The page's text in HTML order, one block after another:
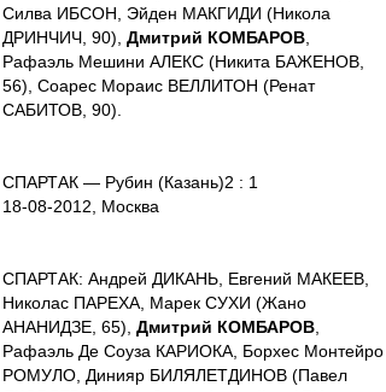
Силва ИБСОН, Эйден МАКГИДИ (Никола
ДРИНЧИЧ, 90), Дмитрий КОМБАРОВ
Рафаэль Мешини АЛЕКС (Никита БАЖЕНОВ,
56), Соарес Мораис ВЕЛЛИТОН (Ренат
САБИТОВ, 90).
СПАРТАК — Рубин (Казань)2 : 1
18-08-2012, Москва
СПАРТАК: Андрей ДИКАНЬ, Евгений МАКЕЕВ,
Николас ПАРЕХА, Марек СУХИ (Жано
АНАНИДЗЕ, 65), Дмитрий КОМБАРОВ
Рафаэль Де Соуза КАРИОКА, Борхес Монтейро
РОМУЛО, Динияр БИЛЯЛЕТДИНОВ (Павел